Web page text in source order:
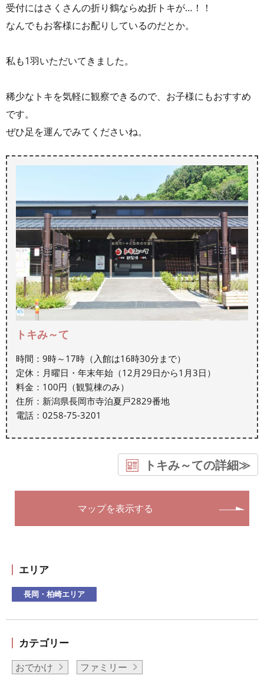
受付にはさくさんの折り鶴ならぬ折トキが…！！
なんでもお客様にお配りしているのだとか。
私も1羽いただいてきました。
稀少なトキを気軽に観察できるので、お子様にもおすすめ
です。
ぜひ足を運んでみてくださいね。
トキみ～て
時間：9時～17時（入館は16時30分まで）
定休：月曜日・年末年始（12月29日から1月3日）
料金：100円（観覧棟のみ）
住所：新潟県長岡市寺泊夏戸2829番地
電話：0258-75-3201
トキみ～ての詳細≫
マップを表示する
エリア
長岡・柏崎エリア
カテゴリー
おでかけ ファミリー